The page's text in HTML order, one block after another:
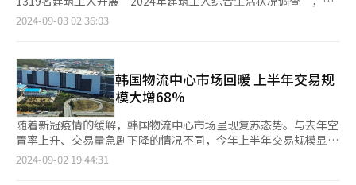
立了体验型店铺。这些店铺旨在尽量减少对顾客的购买压力，让他
们能够在轻松的氛围中进行体验。 销售床垫和按摩椅产品的
人士表示：“由于床垫和按摩椅的材料、规格、功能各有不同，我
们正在积极扩展体验型线下店铺，以便顾客能直接接触各种产品，
从而选择最符合自己需求的产品。” 此外，StarField高阳店和龙
仁Living Power Center店的月平均访客量均约为1000人，而8月
底开业的江东店独立体验室在周末的预约已满，受到了广泛欢迎。
在新产品发布和线上线下营销的推动下，去年韩国按摩椅的销售额
较前年增长了5倍以上。 某家喜来健Well Cafe门店。【图片来源
喜来健】
Rope、1LDK等24家精品店分销产品。此次订货会还为品牌提供
了今年10月在新宿伊势丹男士馆作为首个韩国品牌运营快闪店的机
国。尽管这两个市场的规模相对较小，但K-Fashion在当地的人气
显著，具有较大的商业潜力。已经在中国大陆开展业务的
Covernat计划于明年直接进入中国台湾市场，目前正在招聘当地
员工。此外，该品牌还通过总代理商在泰国、印度尼西亚和蒙古分
销其产品。 Matin Kim则专注于大中华区市场。今年4月，品牌与
FILA Holdings的中国香港子公司Misto Brand Holdings签订了香
港、澳门和台湾的商品独家进口及分销合同，目标是5年内实现
1615亿韩元的销售额。首家店铺将于今年10月在香港铜锣湾开
于2日发布调查结果显示，在建筑行业低迷的背景下，韩国建筑工
13.1年。 建筑工人平均日薪为18.3万韩元（约合人民币972元），
每年收入3592万韩元。与2022年的调查结果相比，日薪增加2200
韩元，但年收入却减少88万韩元。 分析认为，建筑行业持续低
迷，年均工作天数较两年前减少6.5天至217.2天，导致年收入出现
下滑。 80%的受访建筑工人表示了解标准劳动合同，69.6%表示
收到过书面合同。此外，83.3%的受访工人表示明显感觉到建筑工
地上外籍工人增加。 关于为实现建筑工地人员管理系统化和退休
公积金申报透明化在2020年11月引进的电子卡制度，81.1%的受
2024-09-03 02:36:03
韩国物流中心市场回暖 上半年交易规
模大增68%
随着新冠疫情的缓解，韩国物流中心市场呈现复苏态势。与去年空
置率上升、交易量急剧下降的情况不同，今年上半年交易规模显著
增长。 根据全球房地产公司高纬环球（Cushman&Wakefield）的
2024-09-02 19:44:31